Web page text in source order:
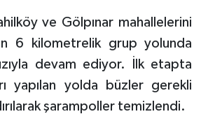
ve Gölpınar mahallelerini
6 kilometrelik grup yolunda
devam ediyor. İlk etapta
yapılan yolda büzler gerekli
şarampoller temizlendi.